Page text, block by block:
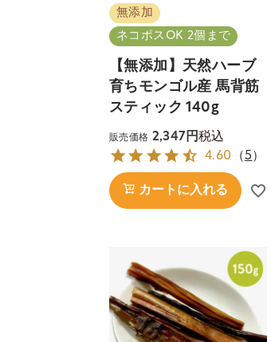
無添加
ネコポスOK 2個まで
【無添加】天然ハーブ
育ちモンゴル産 馬背筋
スティック 140g
販売価格 2,347 税込
4.60 （5 ）
カートに入れる